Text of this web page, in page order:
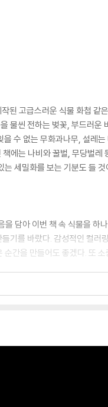
작된 고급스러운 식물 화첩 같
물씬 전하는 벚꽃, 부드러운
수 없는 무화과나무, 설레는
에는 나비와 꿀벌, 무당벌레
세밀화를 보는 기분도 들 것
담아 이번 책 속 식물을 하
기를 바랐다. 감성적인 컬러
순간을 만들어도 좋겠다. 또